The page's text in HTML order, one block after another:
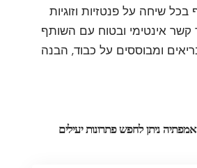
שיחה על פנטזיות וזוגיות
קשר אינטימי ובטוח עם השותף
ומבוססים על כבוד, הבנה
ניתן לחפש פתרונות יעילים